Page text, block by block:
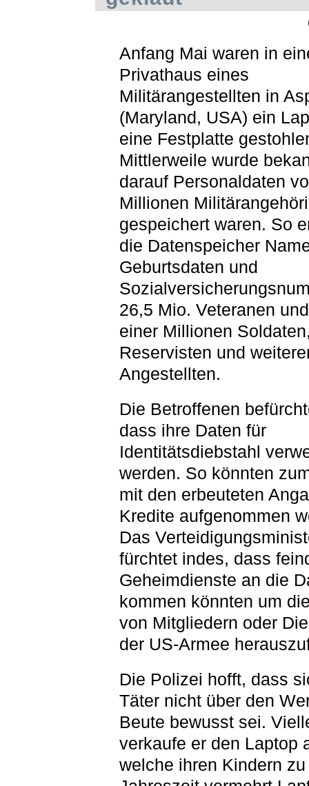
Anfang Mai waren in
Privathaus eines
Militärangestellten in
(Maryland, USA) ein
eine Festplatte
Mittlerweile wurde
darauf Personaldaten
Millionen
gespeichert waren. So
die Datenspeicher
Geburtsdaten und
26,5 Mio. Veteranen
einer Millionen
Reservisten und
Angestellten.
Die Betroffenen
dass ihre Daten für
Identitätsdiebstahl
werden. So könnten
mit den erbeuteten
Kredite aufgenommen
Das
fürchtet indes, dass
Geheimdienste an die
kommen könnten um
von Mitgliedern oder
der US-Armee
Die Polizei hofft, dass
Täter nicht über den
Beute bewusst sei.
verkaufe er den Laptop
welche ihren Kindern